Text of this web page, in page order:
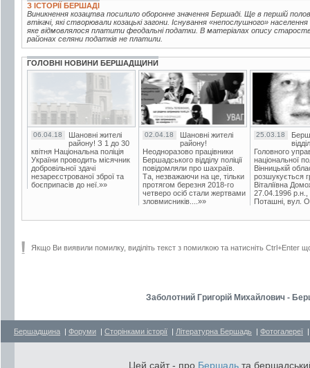
З ІСТОРІЇ БЕРШАДІ
Виникнення козацтва посилило оборонне значення Бершаді. Ще в першій
втікачі, які створювали козацькі загони. Існування «непослушного»
яке відмовлялося платити феодальні податки. В матеріалах опису
районах селяни податків не платили.
ГОЛОВНІ НОВИНИ БЕРШАДЩИНИ
06.04.18
Шановні жителі
району! З 1 до 30
квітня Національна поліція
України проводить місячник
добровільної здачі
незареєстрованої зброї та
боєприпасів до неї.»»
02.04.18
Шановні жителі
району!
Неодноразово працівники
Бершадського відділу поліції
повідомляли про шахраїв.
Та, незважаючи на це, тільки
протягом березня 2018-го
четверо осіб стали жертвами
зловмисників....»»
25.03.18
Головного
національної
Вінницькій
розшукується
Віталіївна
27.04.1996 р.н.,
Поташні, вул.
Якщо Ви виявили помилку, виділіть текст з помилкою та натисніть Ctrl+Enter
Заболотний Григорій Михайлович -
Бершадщина | Форуми | Сторінками історії | Літературна Бершадь | Фотогалереї
Цей сайт - про Бершадь та